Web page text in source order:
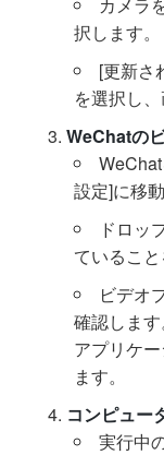
択します。
[更新さ
を選択し
WeChatの
設定]に移
ドロッ
ていること
ビデオ
確認しま
アプリケ
ます。
コンピュー
実行中